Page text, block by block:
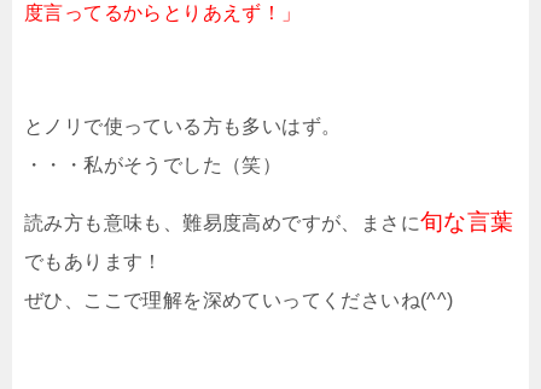
度言ってるからとりあえず！」
とノリで使っている方も多いはず。
・・・私がそうでした（笑）
読み方も意味も、難易度高めですが、まさに旬な言葉
でもあります！
ぜひ、ここで理解を深めていってくださいね(^^)